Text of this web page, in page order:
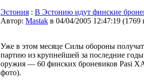
Эстония : В Эстонию идут финские
Автор: Мastak в 04/04/2005 12:47:19 (1769
Уже в этом месяце Силы обороны
партию из крупнейшей за последние
оружия — 60 финских броневиков Pasi
фото).